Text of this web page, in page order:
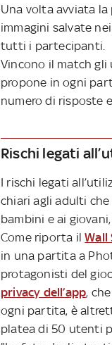
Una volta avviata
immagini salvate
tutti i partecipanti.
Vincono il match gli
propone in ogni
numero di risposte
Rischi legati
I rischi legati
chiari agli adulti
bambini e ai
Come riporta ilWall
in una partita a
protagonisti del
privacy dell’app,
ogni partita, è
platea di 50 utenti